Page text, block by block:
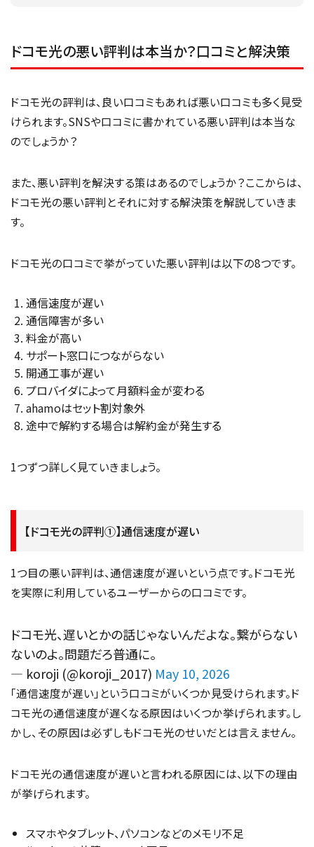
ドコモ光の悪い評判は本当か？口コミと解決策
ドコモ光の評判は、良い口コミもあれば悪い口コミも多く見受
けられます。SNSや口コミに書かれている悪い評判は本当な
のでしょうか？
また、悪い評判を解決する策はあるのでしょうか？ここからは、
ドコモ光の悪い評判とそれに対する解決策を解説していきま
す。
ドコモ光の口コミで挙がっていた悪い評判は以下の8つです。
通信速度が遅い
通信障害が多い
料金が高い
サポート窓口につながらない
開通工事が遅い
プロバイダによって月額料金が変わる
ahamoはセット割対象外
途中で解約する場合は解約金が発生する
1つずつ詳しく見ていきましょう。
【ドコモ光の評判①】通信速度が遅い
1つ目の悪い評判は、通信速度が遅いという点です。ドコモ光
を実際に利用しているユーザーからの口コミです。
ドコモ光、遅いとかの話じゃないんだよな。繋がらない
ないのよ。問題だろ普通に。
— koroji (@koroji_2017) May 10, 2026
「通信速度が遅い」という口コミがいくつか見受けられます。ド
コモ光の通信速度が遅くなる原因はいくつか挙げられます。し
かし、その原因は必ずしもドコモ光のせいだとは言えません。
ドコモ光の通信速度が遅いと言われる原因には、以下の理由
が挙げられます。
スマホやタブレット、パソコンなどのメモリ不足